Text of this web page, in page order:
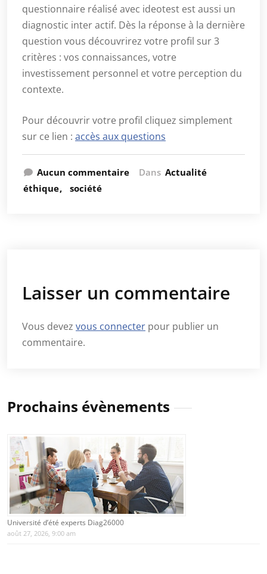
questionnaire réalisé avec ideotest est aussi un
diagnostic inter actif. Dès la réponse à la dernière
question vous découvrirez votre profil sur 3
critères : vos connaissances, votre
investissement personnel et votre perception du
contexte.
Pour découvrir votre profil cliquez simplement
sur ce lien : accès aux questions
Aucun commentaire Dans Actualité
éthique
société
Laisser un commentaire
Vous devez vous connecter pour publier un
commentaire.
Prochains évènements
Université d’été experts Diag26000
août 27, 2026, 9:00 am